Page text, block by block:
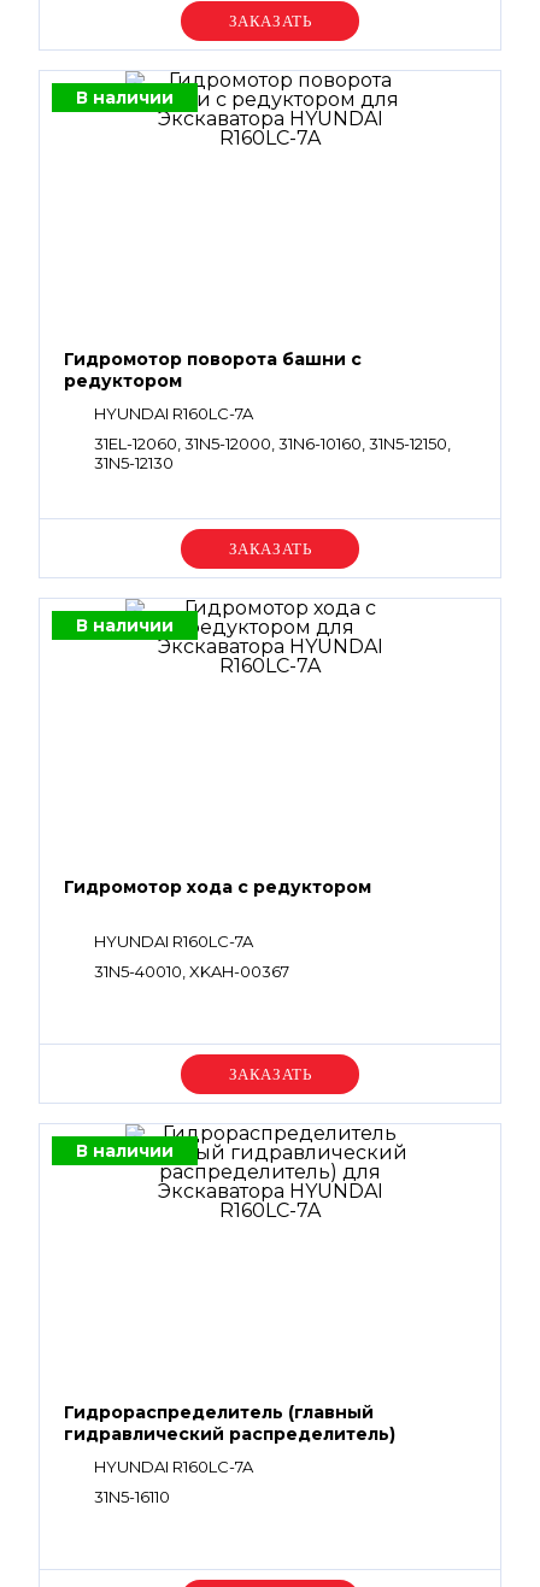
Уточняйте цену
В наличии
Гидромотор поворота башни с
редуктором
HYUNDAI R160LC-7A
31EL-12060, 31N5-12000, 31N6-10160, 31N5-12150,
31N5-12130
Уточняйте цену
В наличии
Гидромотор хода с редуктором
HYUNDAI R160LC-7A
31N5-40010, XKAH-00367
Уточняйте цену
В наличии
Гидрораспределитель (главный
гидравлический распределитель)
HYUNDAI R160LC-7A
31N5-16110